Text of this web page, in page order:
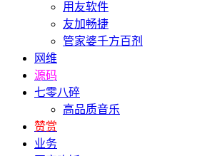
用友软件
友加畅捷
管家婆千方百剂
网维
源码
七零八碎
高品质音乐
赞赏
业务